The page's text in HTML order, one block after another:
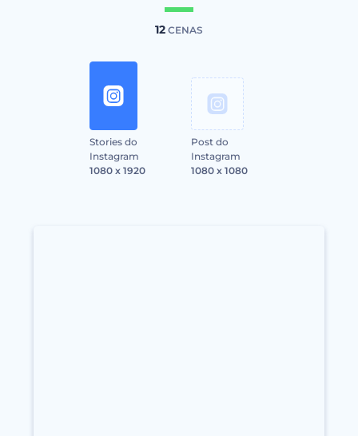
12 CENAS
Stories do
Instagram
1080 x 1920
Post do
Instagram
1080 x 1080